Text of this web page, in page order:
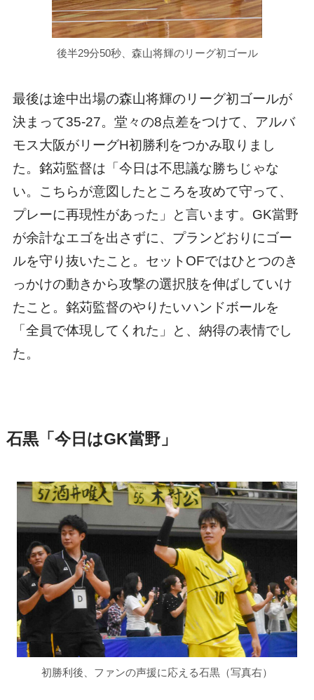
後半29分50秒、森山将輝のリーグ初ゴール
最後は途中出場の森山将輝のリーグ初ゴールが
決まって35-27。堂々の8点差をつけて、アルバ
モス大阪がリーグH初勝利をつかみ取りまし
た。銘苅監督は「今日は不思議な勝ちじゃな
い。こちらが意図したところを攻めて守って、
プレーに再現性があった」と言います。GK當野
が余計なエゴを出さずに、プランどおりにゴー
ルを守り抜いたこと。セットOFではひとつのき
っかけの動きから攻撃の選択肢を伸ばしていけ
たこと。銘苅監督のやりたいハンドボールを
「全員で体現してくれた」と、納得の表情でし
た。
石黒「今日はGK當野」
初勝利後、ファンの声援に応える石黒（写真右）